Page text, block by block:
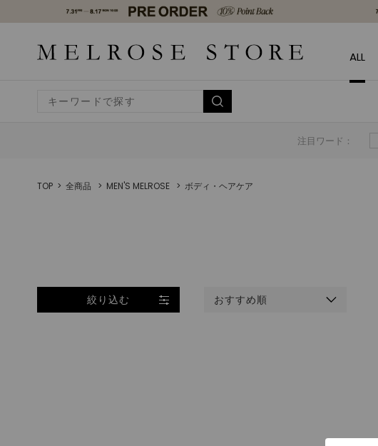
ALL
注目ワード：
TOP 全商品 MEN'S MELROSE ボディ・ヘアケア
絞り込む おすすめ順